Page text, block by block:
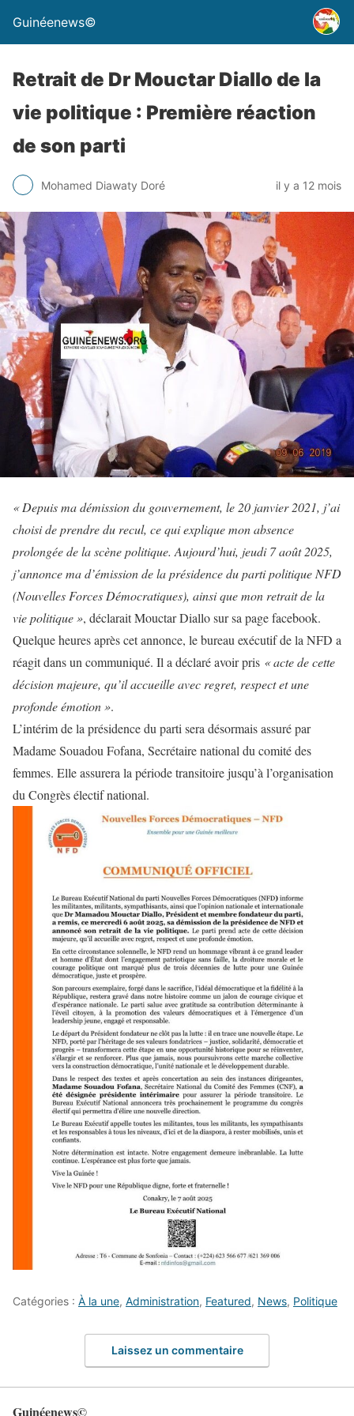
Guinéenews©
Retrait de Dr Mouctar Diallo de la
vie politique : Première réaction
de son parti
Mohamed Diawaty Doré il y a 12 mois
« Depuis ma démission du gouvernement, le 20 janvier 2021, j’ai
choisi de prendre du recul, ce qui explique mon absence
prolongée de la scène politique. Aujourd’hui, jeudi 7 août 2025,
j’annonce ma d’émission de la présidence du parti politique NFD
(Nouvelles Forces Démocratiques), ainsi que mon retrait de la
vie politique », déclarait Mouctar Diallo sur sa page facebook.
Quelque heures après cet annonce, le bureau exécutif de la NFD a
réagit dans un communiqué. Il a déclaré avoir pris « acte de cette
décision majeure, qu’il accueille avec regret, respect et une
profonde émotion ».
L’intérim de la présidence du parti sera désormais assuré par
Madame Souadou Fofana, Secrétaire national du comité des
femmes. Elle assurera la période transitoire jusqu’à l’organisation
du Congrès électif national.
Catégories : À la une, Administration, Featured, News, Politique
Laissez un commentaire
Guinéenews©